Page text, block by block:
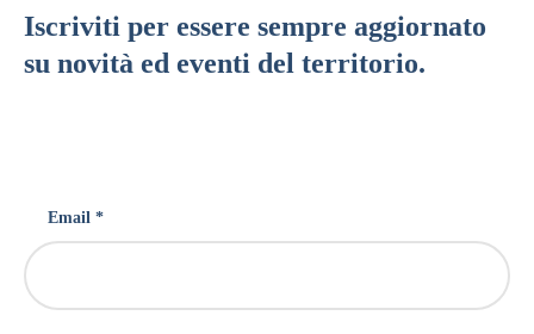
Iscriviti per essere sempre aggiornato
su novità ed eventi del territorio.
Email *